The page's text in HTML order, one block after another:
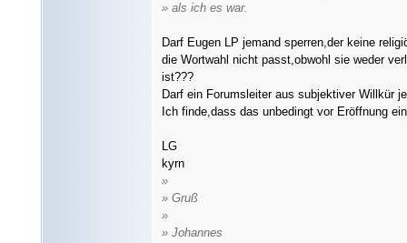
» als ich es war.
Darf Eugen LP jemand sperren,der keine
die Wortwahl nicht passt,obwohl sie weder
ist???
Darf ein Forumsleiter aus subjektiver Willkür
Ich finde,dass das unbedingt vor Eröffnung
LG
kyrn
»
» Gruß
»
» Johannes